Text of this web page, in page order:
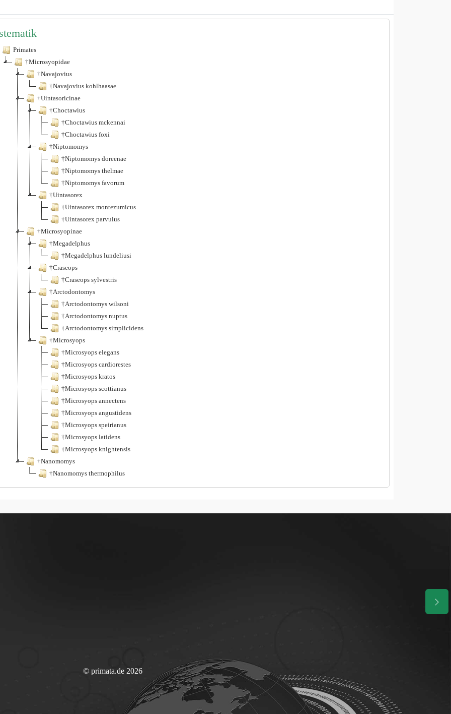
Primates
†Microsyopidae
†Navajovius
†Navajovius kohlhaasae
†Uintasoricinae
†Choctawius
†Choctawius mckennai
†Choctawius foxi
†Niptomomys
†Niptomomys doreenae
†Niptomomys thelmae
†Niptomomys favorum
†Uintasorex
†Uintasorex montezumicus
†Uintasorex parvulus
†Microsyopinae
†Megadelphus
†Megadelphus lundeliusi
†Craseops
†Craseops sylvestris
†Arctodontomys
†Arctodontomys wilsoni
†Arctodontomys nuptus
†Arctodontomys simplicidens
†Microsyops
†Microsyops elegans
†Microsyops cardiorestes
†Microsyops kratos
†Microsyops scottianus
†Microsyops annectens
†Microsyops angustidens
†Microsyops speirianus
†Microsyops latidens
†Microsyops knightensis
†Nanomomys
†Nanomomys thermophilus
© primata.de 2026